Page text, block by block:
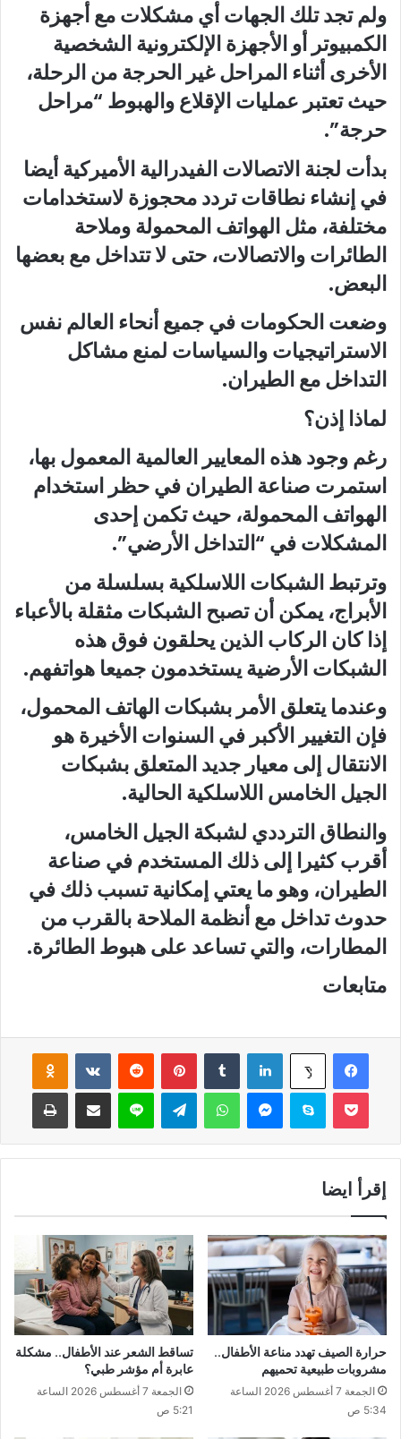
ولم تجد تلك الجهات أي مشكلات مع أجهزة
الكمبيوتر أو الأجهزة الإلكترونية الشخصية
الأخرى أثناء المراحل غير الحرجة من الرحلة،
حيث تعتبر عمليات الإقلاع والهبوط “مراحل
حرجة”.
بدأت لجنة الاتصالات الفيدرالية الأميركية أيضا
في إنشاء نطاقات تردد محجوزة لاستخدامات
مختلفة، مثل الهواتف المحمولة وملاحة
الطائرات والاتصالات، حتى لا تتداخل مع بعضها
البعض.
وضعت الحكومات في جميع أنحاء العالم نفس
الاستراتيجيات والسياسات لمنع مشاكل
التداخل مع الطيران.
لماذا إذن؟
رغم وجود هذه المعايير العالمية المعمول بها،
استمرت صناعة الطيران في حظر استخدام
الهواتف المحمولة، حيث تكمن إحدى
المشكلات في “التداخل الأرضي”.
وترتبط الشبكات اللاسلكية بسلسلة من
الأبراج، يمكن أن تصبح الشبكات مثقلة بالأعباء
إذا كان الركاب الذين يحلقون فوق هذه
الشبكات الأرضية يستخدمون جميعا هواتفهم.
وعندما يتعلق الأمر بشبكات الهاتف المحمول،
فإن التغيير الأكبر في السنوات الأخيرة هو
الانتقال إلى معيار جديد المتعلق بشبكات
الجيل الخامس اللاسلكية الحالية.
والنطاق الترددي لشبكة الجيل الخامس،
أقرب كثيرا إلى ذلك المستخدم في صناعة
الطيران، وهو ما يعتي إمكانية تسبب ذلك في
حدوث تداخل مع أنظمة الملاحة بالقرب من
المطارات، والتي تساعد على هبوط الطائرة.
متابعات
فيسبوك ‫X لينكدإن بينتيريست
سكايب واتساب لاين
إقرأ ايضا
حرارة الصيف تهدد مناعة الأطفال..
مشروبات طبيعية تحميهم
الجمعة 7 أغسطس 2026 الساعة
5:34 ص
تساقط الشعر عند الأطفال.. مشكلة
عابرة أم مؤشر طبي؟
الجمعة 7 أغسطس 2026 الساعة
5:21 ص